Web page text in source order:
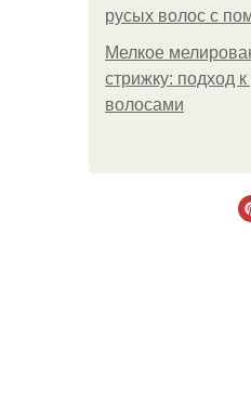
русых волос с
Мелкое
стрижку: подход к
волосами